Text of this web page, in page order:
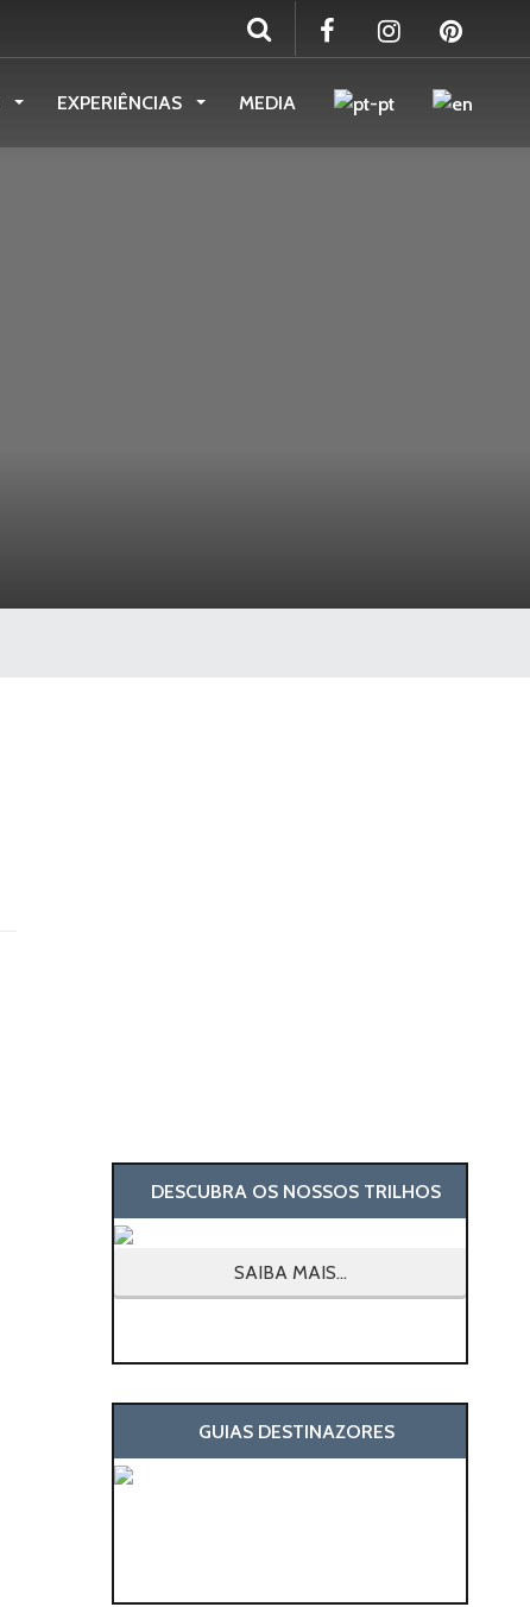
EXPERIÊNCIAS MEDIA
DESCUBRA OS NOSSOS TRILHOS
SAIBA MAIS...
GUIAS DESTINAZORES